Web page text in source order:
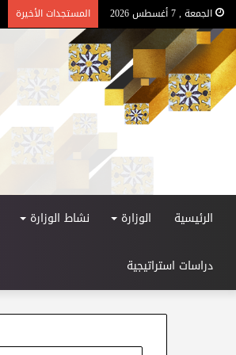
الجمعة , 7 أغسطس 2026 المستجدات الأخيرة
الرئيسية الوزارة نشاط الوزارة
دراسات استراتيجية